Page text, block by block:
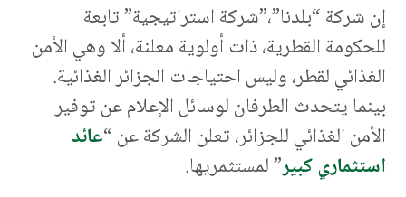
إن شركة “بلدنا”،”شركة استراتيجية” تابعة
للحكومة القطرية، ذات أولوية معلنة، ألا وهي الأمن
الغذائي لقطر، وليس احتياجات الجزائر الغذائية.
بينما يتحدث الطرفان لوسائل الإعلام عن توفير
الأمن الغذائي للجزائر، تعلن الشركة عن “عائد
استثماري كبير” لمستثمريها.